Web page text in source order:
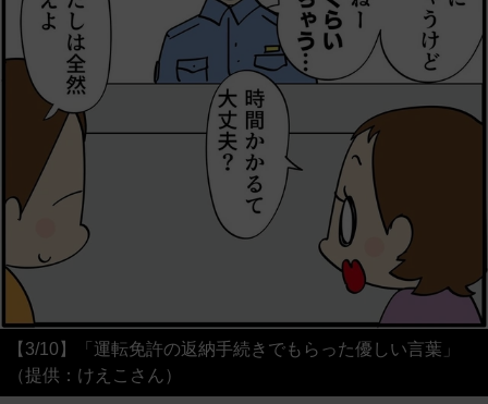
【3/10】「運転免許の返納手続きでもらった優しい言葉」
（提供：けえこさん）